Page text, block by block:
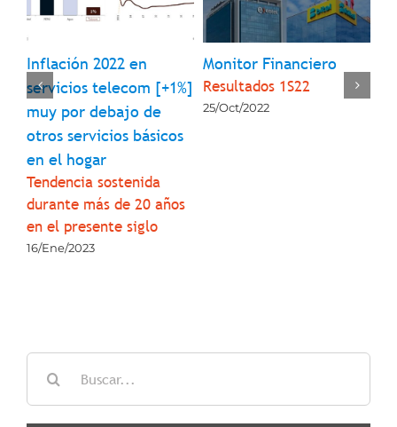
Inflación 2022 en
servicios telecom [+1%]
muy por debajo de
otros servicios básicos
en el hogar
Tendencia sostenida
durante más de 20 años
en el presente siglo
16/Ene/2023
Monitor Financiero
Resultados 1S22
25/Oct/2022
Buscar: